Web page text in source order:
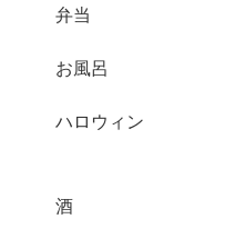
弁当
お風呂
ハロウィン
酒